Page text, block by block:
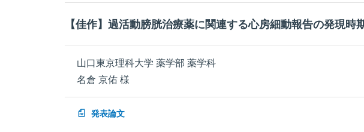
【佳作】過活動膀胱治療薬に関連する心房細動報告の発現時
山口東京理科大学 薬学部 薬学科
名倉 京佑 様
発表論文